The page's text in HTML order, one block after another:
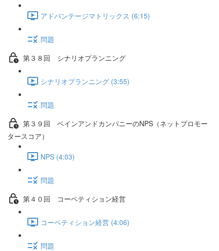
アドバンテージマトリックス (6:15)
問題
第３８回 シナリオプランニング
シナリオプランニング (3:55)
問題
第３９回 ベインアンドカンパニーのNPS（ネットプロモー
タースコア）
NPS (4:03)
問題
第４０回 コーペティション経営
コーペティション経営 (4:06)
問題